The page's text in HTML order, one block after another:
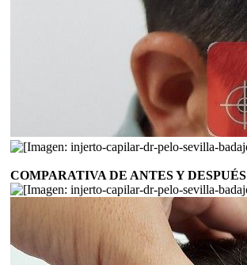
COMPARATIVA DE ANTES Y DESPUÉS